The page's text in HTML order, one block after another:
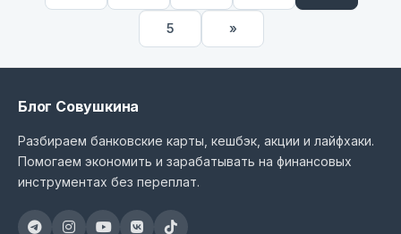
5 »
Блог Совушкина
Разбираем банковские карты, кешбэк, акции и лайфхаки.
Помогаем экономить и зарабатывать на финансовых
инструментах без переплат.